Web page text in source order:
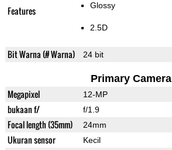
Features Glossy
2.5D
Bit Warna (# Warna) 24 bit
Primary Camera
Megapixel 12-MP
bukaan f/ f/1.9
Focal length (35mm) 24mm
Ukuran sensor Kecil